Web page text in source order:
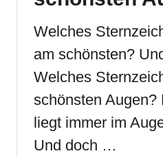
Welches
am schönsten?
Welches
schönsten Augen?
liegt immer im
Und doch …